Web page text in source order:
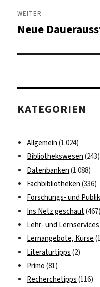
WEITER
Nächster
Neue
KATEGORIEN
Allgemein (1.024)
Bibliothekswesen (243)
Datenbanken (1.088)
Fachbibliotheken (336)
Forschungs- und
Ins Netz geschaut(467)
Lehr- und Lernservices
Lernangebote, Kurse
Literaturtipps (2)
Primo (81)
Recherchetipps (116)